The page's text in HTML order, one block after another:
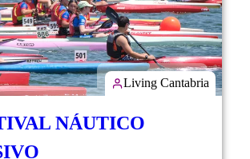
Living Cantabria
NÁUTICO